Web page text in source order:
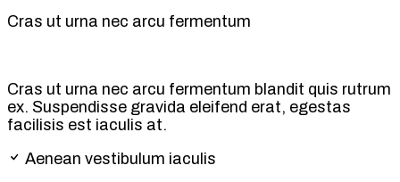
Cras ut urna nec arcu fermentum
Cras ut urna nec arcu fermentum blandit quis rutrum
ex. Suspendisse gravida eleifend erat, egestas
facilisis est iaculis at.
Aenean vestibulum iaculis